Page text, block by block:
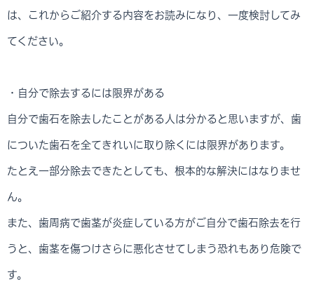
は、これからご紹介する内容をお読みになり、一度検討してみ
てください。
・自分で除去するには限界がある
自分で歯石を除去したことがある人は分かると思いますが、歯
についた歯石を全てきれいに取り除くには限界があります。
たとえ一部分除去できたとしても、根本的な解決にはなりませ
ん。
また、歯周病で歯茎が炎症している方がご自分で歯石除去を行
うと、歯茎を傷つけさらに悪化させてしまう恐れもあり危険で
す。